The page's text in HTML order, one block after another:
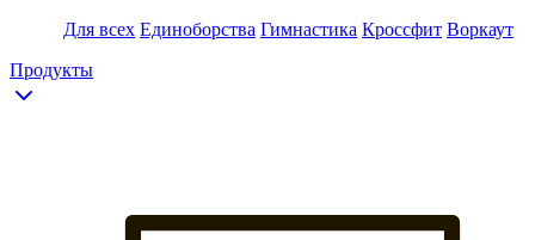
Для всех Единоборства Гимнастика Кроссфит Воркаут
Продукты